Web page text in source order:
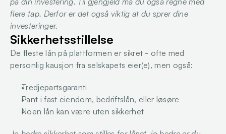
flere tap. Derfor er det også viktig at du sprer dine
investeringer.
Sikkerhetsstillelse
De fleste lån på plattformen er sikret - ofte med
personlig kausjon fra selskapets eier(e), men også:
Tredjepartsgaranti
Pant i fast eiendom, bedriftslån, eller løsøre
Noen lån kan være uten sikkerhet